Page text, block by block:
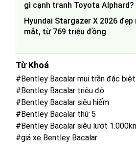
gì cạnh tranh Toyota Alphard?
Hyundai Stargazer X 2026 đẹp
mắt, từ 769 triệu đồng
Từ Khoá
#Bentley Bacalar mui trần đặc biệt
#Bentley Bacalar triệu đô
#Bentley Bacalar siêu hiếm
#Bentley Bacalar thứ 5
#Bentley Bacalar siêu lướt
#giá xe Bentley Bacalar